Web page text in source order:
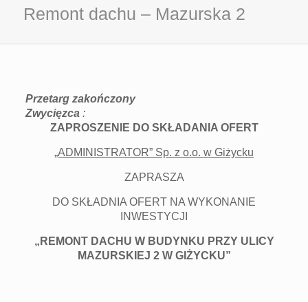
Remont dachu – Mazurska 2
Przetarg zakończony
Zwycięzca :
ZAPROSZENIE DO SKŁADANIA OFERT
„ADMINISTRATOR” Sp. z o.o. w Giżycku
ZAPRASZA
DO SKŁADNIA OFERT NA WYKONANIE
INWESTYCJI
„REMONT DACHU W BUDYNKU PRZY ULICY
MAZURSKIEJ 2 W GIŻYCKU”